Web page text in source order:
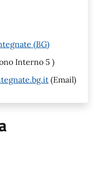
(BG)
Interno 5 )
(Email)